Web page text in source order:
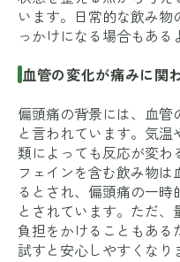
います。日常的な飲み物
っかけになる場合もある
血管の変化が痛みに関
偏頭痛の背景には、血管
と言われています。気
類によっても反応が変わ
フェインを含む飲み物
るとされ、偏頭痛の一時
とされています。ただ
負担をかけることもある
試すと安心しやすくなり